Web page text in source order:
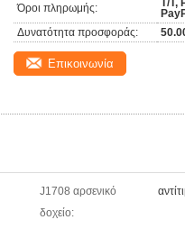
Όροι πληρωμής:
T/T,
Δυνατότητα προσφοράς:
Επικοινωνία
J1708 αρσενικό
δοχείο: